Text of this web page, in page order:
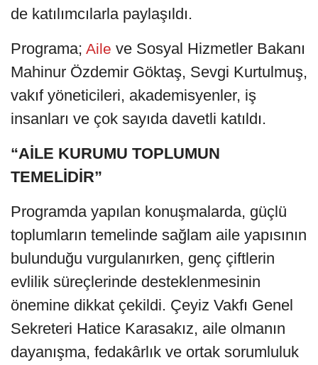
de katılımcılarla paylaşıldı.
Programa; Aile ve Sosyal Hizmetler Bakanı
Mahinur Özdemir Göktaş, Sevgi Kurtulmuş,
vakıf yöneticileri, akademisyenler, iş
insanları ve çok sayıda davetli katıldı.
“AİLE KURUMU TOPLUMUN
TEMELİDİR”
Programda yapılan konuşmalarda, güçlü
toplumların temelinde sağlam aile yapısının
bulunduğu vurgulanırken, genç çiftlerin
evlilik süreçlerinde desteklenmesinin
önemine dikkat çekildi. Çeyiz Vakfı Genel
Sekreteri Hatice Karasakız, aile olmanın
dayanışma, fedakârlık ve ortak sorumluluk